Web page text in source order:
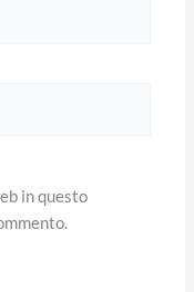
in questo